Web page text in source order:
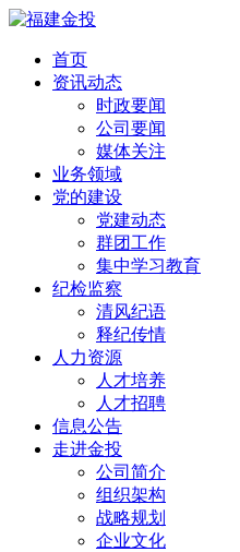
首页
资讯动态
时政要闻
公司要闻
媒体关注
业务领域
党的建设
党建动态
群团工作
集中学习教育
纪检监察
清风纪语
释纪传情
人力资源
人才培养
人才招聘
信息公告
走进金投
公司简介
组织架构
战略规划
企业文化